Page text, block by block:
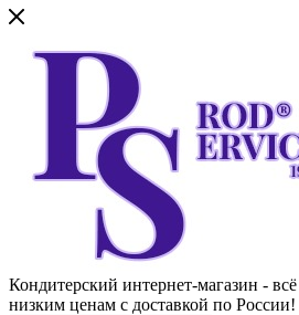
Кондитерский интернет-магазин -
низким ценам с доставкой по России!